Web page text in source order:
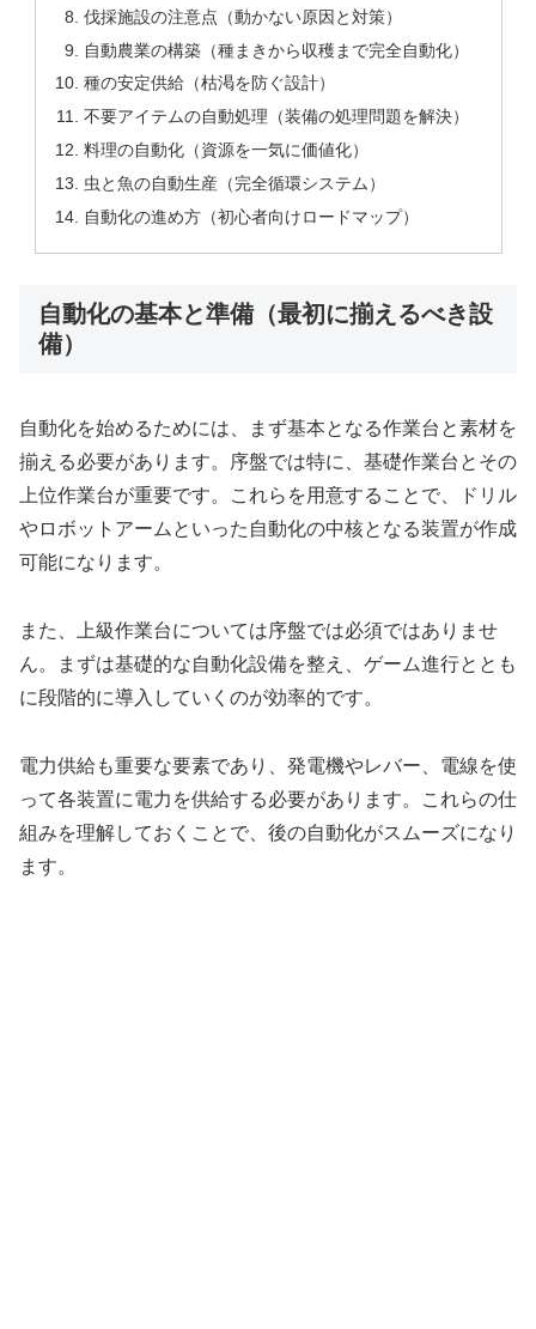
伐採施設の注意点（動かない原因と対策）
自動農業の構築（種まきから収穫まで完全自動化）
種の安定供給（枯渇を防ぐ設計）
不要アイテムの自動処理（装備の処理問題を解決）
料理の自動化（資源を一気に価値化）
虫と魚の自動生産（完全循環システム）
自動化の進め方（初心者向けロードマップ）
自動化の基本と準備（最初に揃えるべき設
備）
自動化を始めるためには、まず基本となる作業台と素材を
揃える必要があります。序盤では特に、基礎作業台とその
上位作業台が重要です。これらを用意することで、ドリル
やロボットアームといった自動化の中核となる装置が作成
可能になります。
また、上級作業台については序盤では必須ではありませ
ん。まずは基礎的な自動化設備を整え、ゲーム進行ととも
に段階的に導入していくのが効率的です。
電力供給も重要な要素であり、発電機やレバー、電線を使
って各装置に電力を供給する必要があります。これらの仕
組みを理解しておくことで、後の自動化がスムーズになり
ます。